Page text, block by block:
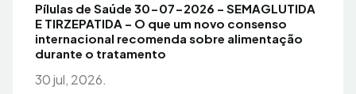
Pílulas de Saúde 30-07-2026 – SEMAGLUTIDA
E TIRZEPATIDA – O que um novo consenso
internacional recomenda sobre alimentação
durante o tratamento
30 jul, 2026.